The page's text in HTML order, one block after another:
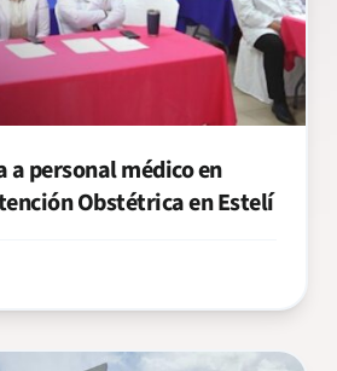
a personal médico en
Obstétrica en Estelí